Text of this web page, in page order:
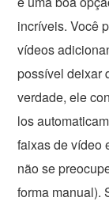
incríveis. Você
vídeos
possível deixar
verdade, ele
los
faixas de vídeo
não se
forma manual).